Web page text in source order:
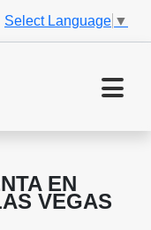
Select Language ▼
EN
VEGAS